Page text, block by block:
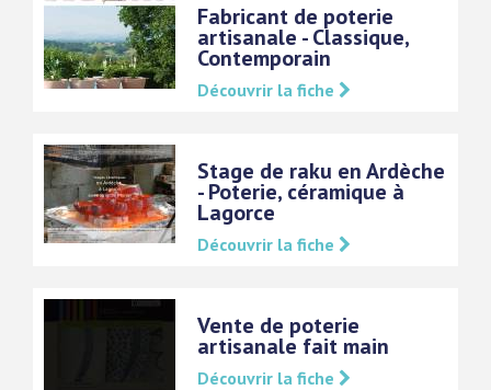
Fabricant de poterie
artisanale - Classique,
Contemporain
Découvrir la fiche
Stage de raku en Ardèche
- Poterie, céramique à
Lagorce
Découvrir la fiche
Vente de poterie
artisanale fait main
Découvrir la fiche